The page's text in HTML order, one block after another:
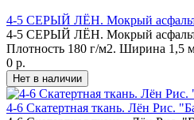
4-5 СЕРЫЙ ЛЁН. Мокрый
4-5 СЕРЫЙ ЛЁН. Мокрый асфальт.
Плотность 180 г/м2. Ширина 1,5
0 р.
4-6 Скатертная ткань. Лён Рис.